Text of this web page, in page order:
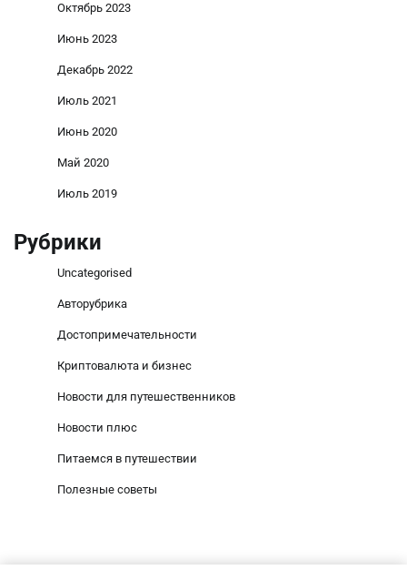
Октябрь 2023
Июнь 2023
Декабрь 2022
Июль 2021
Июнь 2020
Май 2020
Июль 2019
Рубрики
Uncategorised
Авторубрика
Достопримечательности
Криптовалюта и бизнес
Новости для путешественников
Новости плюс
Питаемся в путешествии
Полезные советы